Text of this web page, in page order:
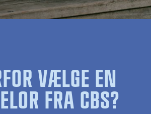
VÆLGE EN
FRA CBS?